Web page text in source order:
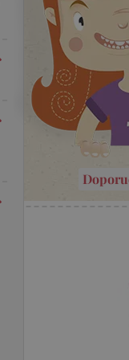
vlastních
Helmy
nás – a
jsou